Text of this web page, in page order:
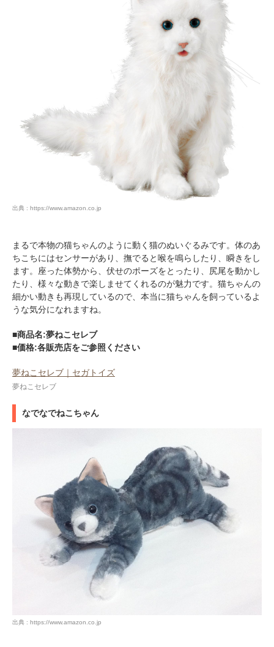
出典 : https://www.amazon.co.jp
まるで本物の猫ちゃんのように動く猫のぬいぐるみです。体のあ
ちこちにはセンサーがあり、撫でると喉を鳴らしたり、瞬きをし
ます。座った体勢から、伏せのポーズをとったり、尻尾を動かし
たり、様々な動きで楽しませてくれるのが魅力です。猫ちゃんの
細かい動きも再現しているので、本当に猫ちゃんを飼っているよ
うな気分になれますね。
■商品名:夢ねこセレブ
■価格:各販売店をご参照ください
夢ねこセレブ｜セガトイズ
夢ねこセレブ
なでなでねこちゃん
出典 : https://www.amazon.co.jp